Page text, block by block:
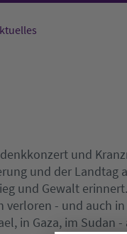
und
und der Landtag
und Gewalt
verloren - und auch
in Gaza, im Sudan